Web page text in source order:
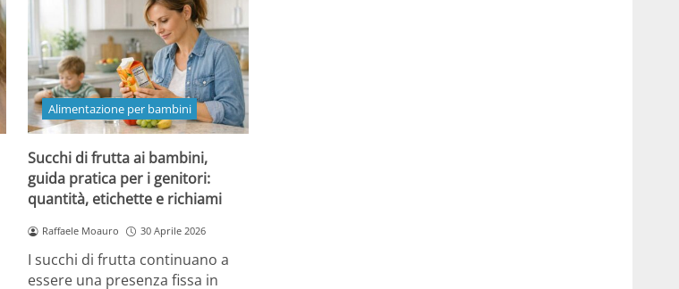
Alimentazione per bambini
Succhi di frutta ai bambini,
guida pratica per i genitori:
quantità, etichette e richiami
Raffaele Moauro 30 Aprile 2026
I succhi di frutta continuano a
essere una presenza fissa in